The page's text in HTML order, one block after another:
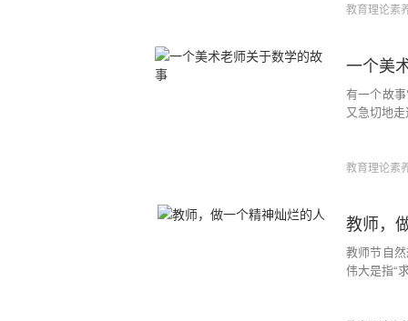
教育理论素
一个美
有一个故
又急切地
教育理论素
教师，
教师节自
伟大是指“